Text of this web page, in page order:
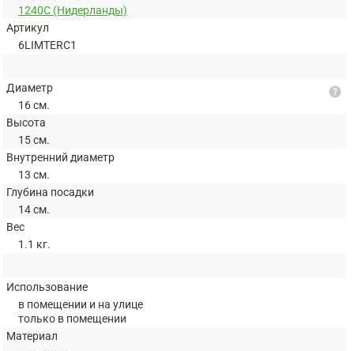
1240C (Нидерланды)
Артикул
6LIMTERC1
Диаметр
16 см.
Высота
15 см.
Внутренний диаметр
13 см.
Глубина посадки
14 см.
Вес
1.1 кг.
help
Использование
в помещении и на улице
только в помещении
Материал